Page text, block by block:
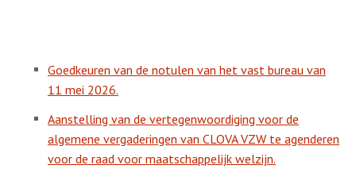
Goedkeuren van de notulen van het vast bureau van
11 mei 2026.
Aanstelling van de vertegenwoordiging voor de
algemene vergaderingen van CLOVA VZW te agenderen
voor de raad voor maatschappelijk welzijn.